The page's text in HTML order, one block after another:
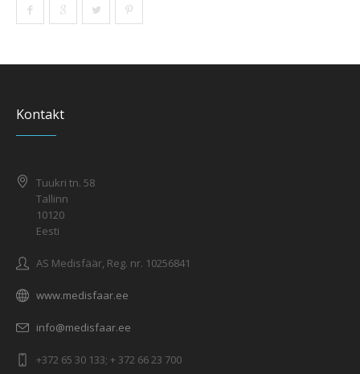
Kontakt
Tuukri tn. 58
Tallinn
10120
Eesti
AS Medisfäär, Reg. nr. 10256841
www.medisfaar.ee
info@medisfaar.ee
+372 65 30 133; + 372 66 23 700